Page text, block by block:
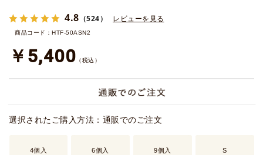
4.8 （524） レビューを見る
商品コード：HTF-50ASN2
￥5,400 （税込）
選択されたご購入方法：通販でのご注文
4個入 6個入 9個入 S